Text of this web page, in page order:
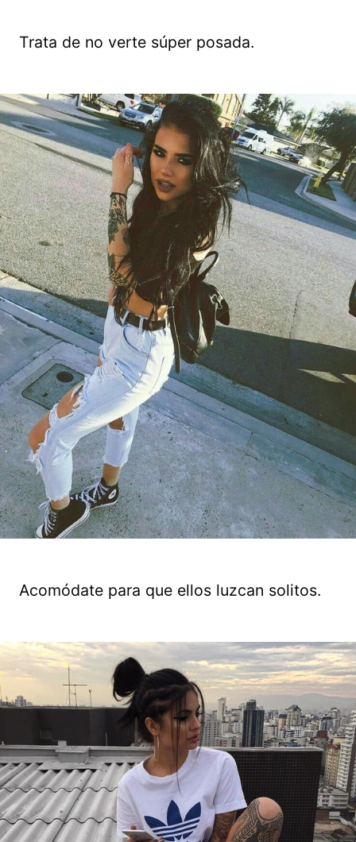
Trata de no verte súper posada.
Acomódate para que ellos luzcan solitos.